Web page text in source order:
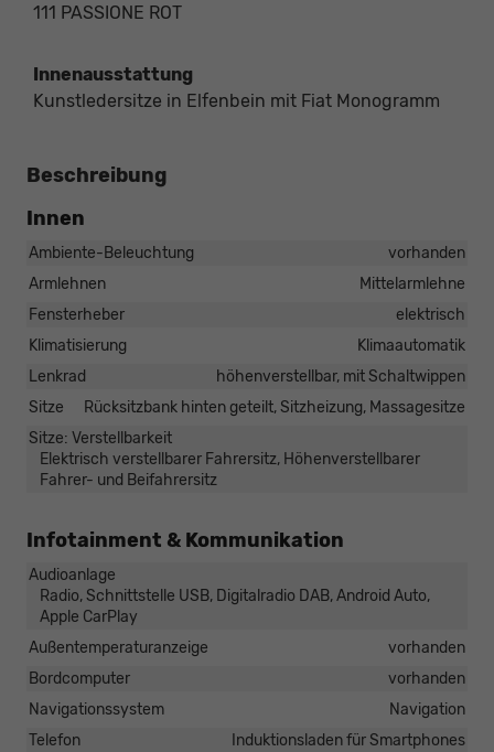
111 PASSIONE ROT
Innenausstattung
Kunstledersitze in Elfenbein mit Fiat Monogramm
Beschreibung
Innen
Ambiente-Beleuchtung
vorhanden
Armlehnen
Mittelarmlehne
Fensterheber
elektrisch
Klimatisierung
Klimaautomatik
Lenkrad
höhenverstellbar, mit Schaltwippen
Sitze
Rücksitzbank hinten geteilt, Sitzheizung, Massagesitze
Sitze: Verstellbarkeit
Elektrisch verstellbarer Fahrersitz, Höhenverstellbarer
Fahrer- und Beifahrersitz
Infotainment & Kommunikation
Audioanlage
Radio, Schnittstelle USB, Digitalradio DAB, Android Auto,
Apple CarPlay
Außentemperaturanzeige
vorhanden
Bordcomputer
vorhanden
Navigationssystem
Navigation
Telefon
Induktionsladen für Smartphones